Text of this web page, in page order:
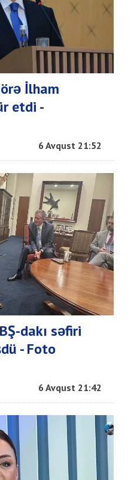
İlham
etdi -
6 Avqust 21:52
dakı səfiri
- Foto
6 Avqust 21:42